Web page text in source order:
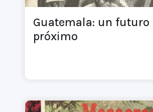
Guatemala: un futuro
próximo